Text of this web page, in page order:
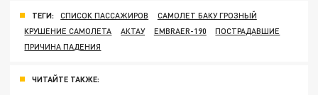
ТЕГИ: СПИСОК ПАССАЖИРОВ
САМОЛЕТ БАКУ ГРОЗНЫЙ
КРУШЕНИЕ САМОЛЕТА
АКТАУ EMBRAER-190
ПОСТРАДАВШИЕ
ПРИЧИНА ПАДЕНИЯ
ЧИТАЙТЕ ТАКЖЕ: